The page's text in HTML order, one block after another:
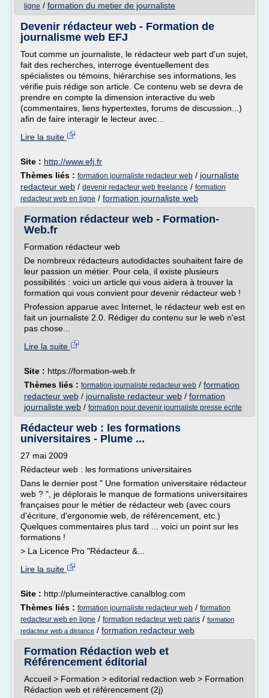
ligne / formation du metier de journaliste
Devenir rédacteur web - Formation de
journalisme web EFJ
Tout comme un journaliste, le rédacteur web part d'un sujet,
fait des recherches, interroge éventuellement des
spécialistes ou témoins, hiérarchise ses informations, les
vérifie puis rédige son article. Ce contenu web se devra de
prendre en compte la dimension interactive du web
(commentaires, liens hypertextes, forums de discussion...)
afin de faire interagir le lecteur avec...
Lire la suite
Site : http://www.efj.fr
Thèmes liés : formation journaliste redacteur web / journaliste
redacteur web / devenir redacteur web freelance / formation
redacteur web en ligne / formation journaliste web
Formation rédacteur web - Formation-
Web.fr
Formation rédacteur web
De nombreux rédacteurs autodidactes souhaitent faire de
leur passion un métier. Pour cela, il existe plusieurs
possibilités : voici un article qui vous aidera à trouver la
formation qui vous convient pour devenir rédacteur web !
Profession apparue avec Internet, le rédacteur web est en
fait un journaliste 2.0. Rédiger du contenu sur le web n'est
pas chose...
Lire la suite
Site : https://formation-web.fr
Thèmes liés : formation journaliste redacteur web / formation
redacteur web / journaliste redacteur web / formation
journaliste web / formation pour devenir journaliste presse ecrite
Rédacteur web : les formations
universitaires - Plume ...
27 mai 2009
Rédacteur web : les formations universitaires
Dans le dernier post " Une formation universitaire rédacteur
web ? ", je déplorais le manque de formations universitaires
françaises pour le métier de rédacteur web (avec cours
d'écriture, d'ergonomie web, de référencement, etc.)
Quelques commentaires plus tard ... voici un point sur les
formations !
> La Licence Pro "Rédacteur &...
Lire la suite
Site : http://plumeinteractive.canalblog.com
Thèmes liés : formation journaliste redacteur web / formation
redacteur web en ligne / formation redacteur web paris / formation
redacteur web a distance / formation redacteur web
Formation Rédaction web et
Référencement éditorial
Accueil > Formation > editorial redaction web > Formation
Rédaction web et référencement (2j)